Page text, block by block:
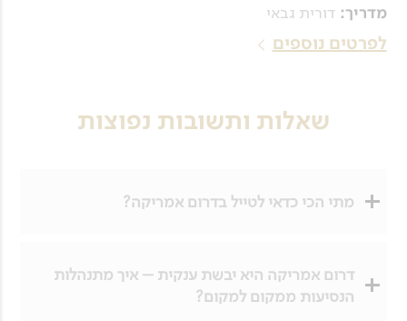
מדריך: דורית גבאי
לפרטים נוספים
שאלות ותשובות נפוצות
מתי הכי כדאי לטייל בדרום אמריקה?
העונות בדרום אמריקה הפוכות מאלו
שבישראל, בגלל זה התקופה המומלצת לטיול
ביבשת (ובעיקר בארגנטינה וצ'ילה – חבל
דרום אמריקה היא יבשת ענקית – איך מתנהלות
הנסיעות ממקום למקום?